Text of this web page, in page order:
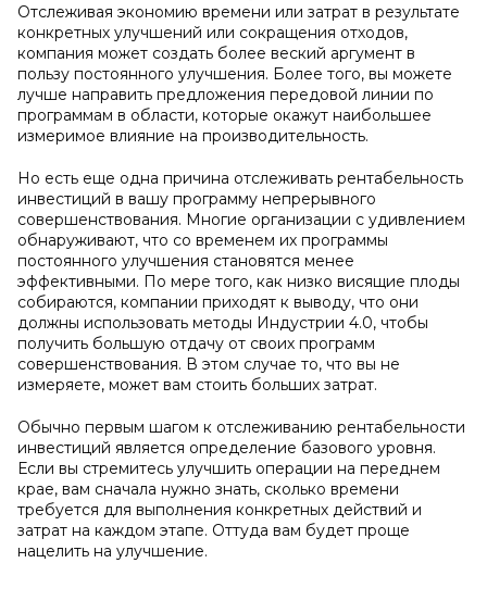
Отслеживая экономию времени или затрат в результате
конкретных улучшений или сокращения отходов,
компания может создать более веский аргумент в
пользу постоянного улучшения. Более того, вы можете
лучше направить предложения передовой линии по
программам в области, которые окажут наибольшее
измеримое влияние на производительность.
Но есть еще одна причина отслеживать рентабельность
инвестиций в вашу программу непрерывного
совершенствования. Многие организации с удивлением
обнаруживают, что со временем их программы
постоянного улучшения становятся менее
эффективными. По мере того, как низко висящие плоды
собираются, компании приходят к выводу, что они
должны использовать методы Индустрии 4.0, чтобы
получить большую отдачу от своих программ
совершенствования. В этом случае то, что вы не
измеряете, может вам стоить больших затрат.
Обычно первым шагом к отслеживанию рентабельности
инвестиций является определение базового уровня.
Если вы стремитесь улучшить операции на переднем
крае, вам сначала нужно знать, сколько времени
требуется для выполнения конкретных действий и
затрат на каждом этапе. Оттуда вам будет проще
нацелить на улучшение.